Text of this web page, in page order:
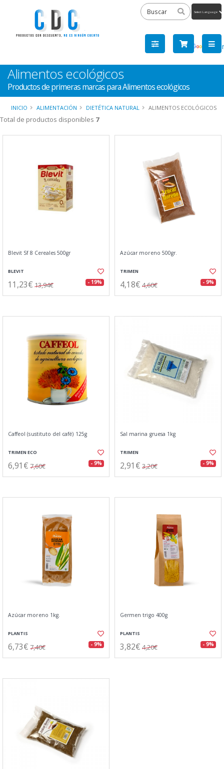
by
Alimentos ecológicos
Productos de primeras marcas para Alimentos ecológicos
INICIO ALIMENTACIÓN DIETÉTICA NATURAL ALIMENTOS ECOLÓGICOS
Total de productos disponibles 7
Blevit Sf 8 Cereales 500gr
BLEVIT
11,23€ 13,94€ - 19%
Azúcar moreno 500gr.
TRIMEN
4,18€ 4,60€ - 9%
Caffeol (sustituto del café) 125g
TRIMEN ECO
6,91€ 7,60€ - 9%
Sal marina gruesa 1kg
TRIMEN
2,91€ 3,20€ - 9%
Azúcar moreno 1kg.
PLANTIS
6,73€ 7,40€ - 9%
Germen trigo 400g
PLANTIS
3,82€ 4,20€ - 9%